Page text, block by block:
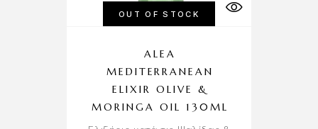
OUT OF STOCK
ALEA
MEDITERRANEAN
ELIXIR OLIVE &
MORINGA OIL 130ML